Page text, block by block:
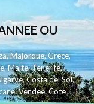
OU
,Majorque,Grece,
,Malte,Tenerife,
,Costa del Sol,
,Vendee,Cote